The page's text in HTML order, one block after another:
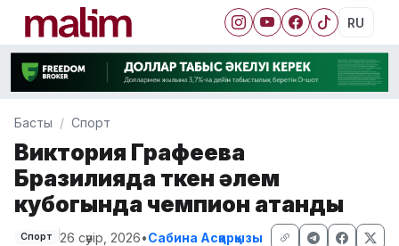
RU
Басты Спорт
Виктория Графеева
Бразилияда өткен әлем
кубогында чемпион атанды
Спорт 26 сәуір, 2026•Сабина Асқарқызы